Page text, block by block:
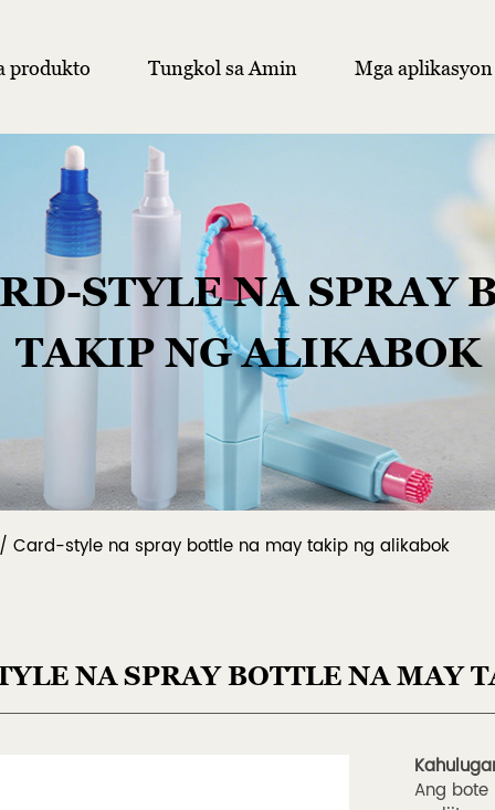
produkto Tungkol sa Amin Mga aplikasyon
STYLE NA SPRAY
TAKIP NG ALIKABOK
Card-style na spray bottle na may takip ng alikabok
NA SPRAY BOTTLE NA MAY
Ang